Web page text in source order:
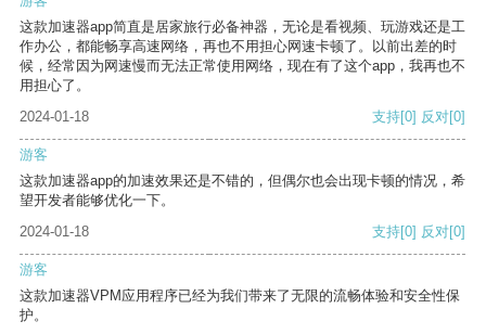
这款加速器app简直是居家旅行必备神器，无论是看视频、玩游戏还是工
作办公，都能畅享高速网络，再也不用担心网速卡顿了。以前出差的时
候，经常因为网速慢而无法正常使用网络，现在有了这个app，我再也不
用担心了。
2024-01-18
支持[0] 反对[0]
游客
这款加速器app的加速效果还是不错的，但偶尔也会出现卡顿的情况，希
望开发者能够优化一下。
2024-01-18
支持[0] 反对[0]
游客
这款加速器VPM应用程序已经为我们带来了无限的流畅体验和安全性保
护。